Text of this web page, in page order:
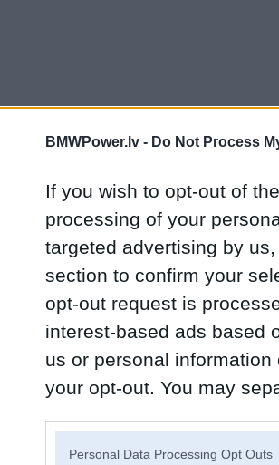
BMWPower.lv - Do Not Process
If you wish to opt-out of
processing of your
targeted advertising by
section to confirm your
opt-out request is
interest-based ads based
us or personal
your opt-out. You may
Personal Data Processing Opt Outs